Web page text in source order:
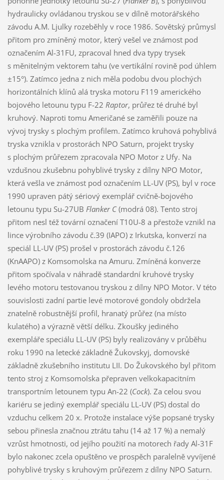
hydraulicky ovládanou tryskou se v dílně motorářského
závodu A.M. Ljulky rozeběhly v roce 1986. Sovětský průmysl
přitom pro zmíněný motor, který vešel ve známost pod
označením Al-31FU, zpracoval hned dva typy trysek
s měnitelným vektorem tahu (ve vertikální rovině pod úhlem
±15°). Zatímco jedna z nich měla podobu dvou plochých
horizontálních klínů alá tryska motoru F119 amerického
bojového letounu typu F-22 Raptor, průřez té druhé byl
kruhový. Naproti tomu Američané se zaměřili pouze na
vývoj trysky s plochým profilem. Zatímco kruhová pohyblivá
tryska vznikla v prostorách NPO Saturn, projekt trysky
s plochým průřezem zpracovala NPO Motor z Ufy. Na
vzdušnou zkušebnu pohyblivé trysky z dílny NPO Motor,
která vešla ve známost pod označením LL-UV (PS), byl v roce
1990 upraven pátý sériový exemplář cvičně-bojového
letounu typu Su-27UB Flanker C(modrá 08). Tento stroj
přitom nesl též tovární označení T10U-8 a přestože vznikl na
lince výrobního závodu č.39 (IAPO) z Irkutska, konverzí na
speciál LL-UV (PS) prošel v prostorách závodu č.126
(KnAAPO) z Komsomolska na Amuru. Zmíněná konverze
přitom spočívala v náhradě standardní kruhové trysky
levého motoru testovanou tryskou z dílny NPO Motor. V této
souvislosti zadní partie levé motorové gondoly obdržela
znatelně robustnější profil, hranatý průřez (na místo
kulatého) a výrazně větší délku. Zkoušky jediného
exempláře speciálu LL-UV (PS) byly realizovány v průběhu
roku 1990 na letecké základně Žukovskyj, domovské
základně zkušebního institutu LII. Do Žukovského byl přitom
tento stroj z Komsomolska přepraven velkokapacitním
transportním letounem typu An-22 (Cock). Za celou svou
kariéru se jediný exemplář speciálu LL-UV (PS) dostal do
vzduchu celkem 20 x. Protože instalace výše popsané trysky
sebou přinesla značnou ztrátu tahu (14 až 17 %) a nemalý
vzrůst hmotnosti, od jejího použití na motorech řady Al-31F
bylo nakonec zcela opuštěno ve prospěch paralelně vyvíjené
pohyblivé trysky s kruhovým průřezem z dílny NPO Saturn.